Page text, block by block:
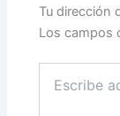
Tu dirección
Los campos
aquí...